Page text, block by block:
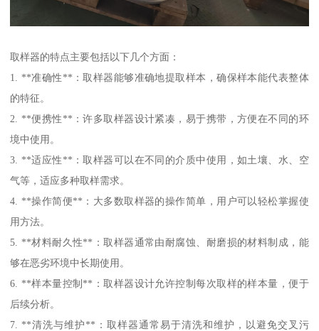
取样器的特点主要包括以下几个方面：
1. **准确性**：取样器能够准确地提取样本，确保样本能代表整体
的特征。
2. **便携性**：许多取样器设计紧凑，易于携带，方便在不同的环
境中使用。
3. **适应性**：取样器可以在不同的介质中使用，如土壤、水、空
气等，适应多种取样需求。
4. **操作简便**：大多数取样器的操作简单，用户可以轻松掌握使
用方法。
5. **材料耐久性**：取样器通常由耐腐蚀、耐磨损的材料制成，能
够在恶劣环境中长期使用。
6. **样本量控制**：取样器设计允许控制每次取样的样本量，便于
后续分析。
7. **清洗与维护**：取样器通常易于清洗和维护，以避免交叉污